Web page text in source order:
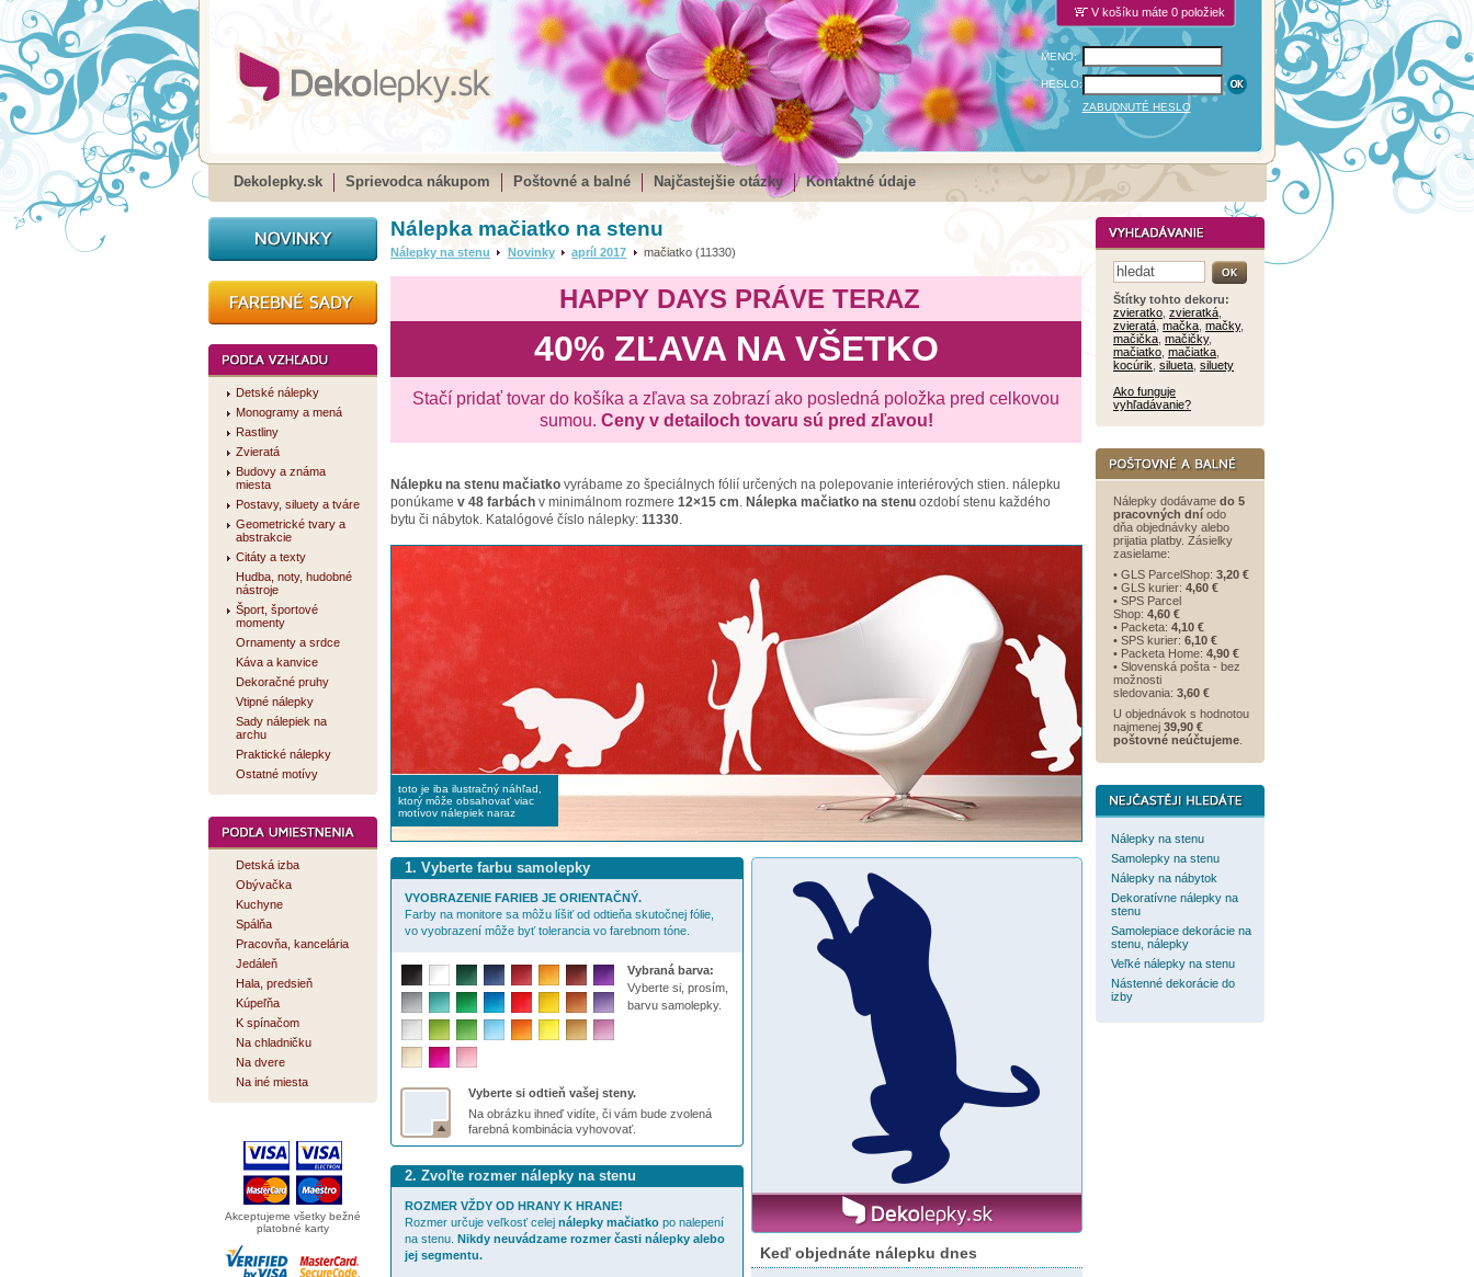
V košíku máte 0 položiek
MENO:
HESLO:
ZABUDNUTÉ HESLO
Dekolepky.sk Sprievodca nákupom Poštovné a balné Najčastejšie otázky Kontaktné údaje
Detské nálepky
Monogramy a mená
Rastliny
Zvieratá
Budovy a známa
miesta
Postavy, siluety a tváre
Geometrické tvary a
abstrakcie
Citáty a texty
Hudba, noty, hudobné
nástroje
Šport, športové
momenty
Ornamenty a srdce
Káva a kanvice
Dekoračné pruhy
Vtipné nálepky
Sady nálepiek na
archu
Praktické nálepky
Ostatné motívy
Detská izba
Obývačka
Kuchyne
Spálňa
Pracovňa, kancelária
Jedáleň
Hala, predsieň
Kúpeľňa
K spínačom
Na chladničku
Na dvere
Na iné miesta
Akceptujeme všetky bežné
platobné karty
Nálepka mačiatko na stenu
Nálepky na stenu Novinky apríl 2017 mačiatko (11330)
HAPPY DAYS PRÁVE TERAZ
40% ZĽAVA NA VŠETKO
Stačí pridať tovar do košíka a zľava sa zobrazí ako posledná položka pred celkovou
sumou. Ceny v detailoch tovaru sú pred zľavou!
Nálepku na stenu mačiatko vyrábame zo špeciálnych fólií určených na polepovanie interiérových stien. nálepku
ponúkame v 48 farbách v minimálnom rozmere 12×15 cm. Nálepka mačiatko na stenu ozdobí stenu každého
bytu či nábytok. Katalógové číslo nálepky: 11330.
toto je iba ilustračný náhľad,
ktorý môže obsahovať viac
motívov nálepiek naraz
Keď objednáte nálepku dnes
1. Vyberte farbu samolepky
VYOBRAZENIE FARIEB JE ORIENTAČNÝ.
Farby na monitore sa môžu líšiť od odtieňa skutočnej fólie,
vo vyobrazení môže byť tolerancia vo farebnom tóne.
Vybraná barva:
Vyberte si, prosím,
barvu samolepky.
Vyberte si odtieň vašej steny.
Na obrázku ihneď vidíte, či vám bude zvolená
farebná kombinácia vyhovovať.
2. Zvoľte rozmer nálepky na stenu
ROZMER VŽDY OD HRANY K HRANE!
Rozmer určuje veľkosť celej nálepky mačiatko po nalepení
na stenu. Nikdy neuvádzame rozmer časti nálepky alebo
jej segmentu.
Štítky tohto dekoru:
zvieratko zvieratká
zvieratá mačka mačky,
mačička mačičky,
mačiatko mačiatka
kocúrik silueta siluety
Ako funguje
vyhľadávanie?
Nálepky dodávame do 5
pracovných dní odo
dňa objednávky alebo
prijatia platby. Zásielky
zasielame:
• GLS ParcelShop: 3,20 €
• GLS kurier: 4,60 €
• SPS Parcel
Shop: 4,60 €
• Packeta: 4,10 €
• SPS kurier: 6,10 €
• Packeta Home: 4,90 €
• Slovenská pošta - bez
možnosti
sledovania: 3,60 €
U objednávok s hodnotou
najmenej 39,90 €
poštovné neúčtujeme
Nálepky na stenu
Samolepky na stenu
Nálepky na nábytok
Dekoratívne nálepky na
stenu
Samolepiace dekorácie na
stenu, nálepky
Veľké nálepky na stenu
Nástenné dekorácie do
izby